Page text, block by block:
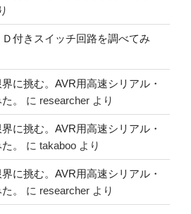
付きスイッチ回路を調べてみ
に挑む。AVR用高速シリアル・
。
に researcher より
に挑む。AVR用高速シリアル・
。
に takaboo より
に挑む。AVR用高速シリアル・
。
に researcher より